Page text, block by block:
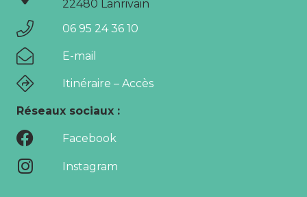
22480 Lanrivain
06 95 24 36 10
E-mail
Itinéraire – Accès
Réseaux sociaux :
Facebook
Instagram